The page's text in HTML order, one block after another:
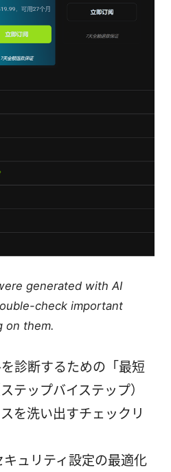
generated with AI
check important
on them.
診断するための「最短
テップバイステップ）
を洗い出すチェックリ
キュリティ設定の最適化